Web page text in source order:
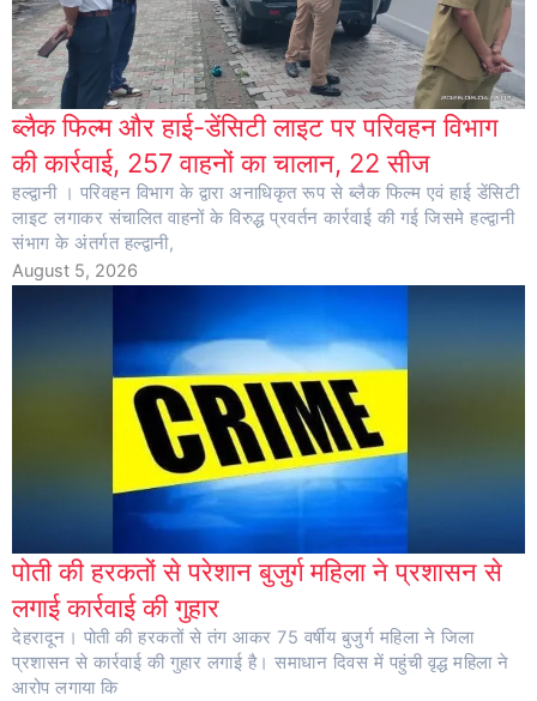
ब्लैक फिल्म और हाई-डेंसिटी लाइट पर परिवहन विभाग
की कार्रवाई, 257 वाहनों का चालान, 22 सीज
हल्द्वानी । परिवहन विभाग के द्वारा अनाधिकृत रूप से ब्लैक फिल्म एवं हाई डेंसिटी
लाइट लगाकर संचालित वाहनों के विरुद्ध प्रवर्तन कार्रवाई की गई जिसमे हल्द्वानी
संभाग के अंतर्गत हल्द्वानी,
August 5, 2026
पोती की हरकतों से परेशान बुजुर्ग महिला ने प्रशासन से
लगाई कार्रवाई की गुहार
देहरादून। पोती की हरकतों से तंग आकर 75 वर्षीय बुजुर्ग महिला ने जिला
प्रशासन से कार्रवाई की गुहार लगाई है। समाधान दिवस में पहुंची वृद्ध महिला ने
आरोप लगाया कि